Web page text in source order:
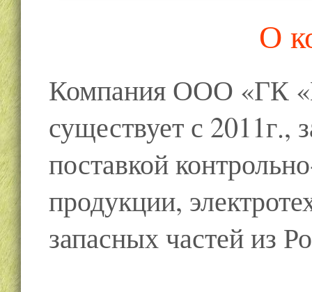
О
Компания ООО «ГК
существует с 2011г.,
поставкой
продукции,
запасных частей из